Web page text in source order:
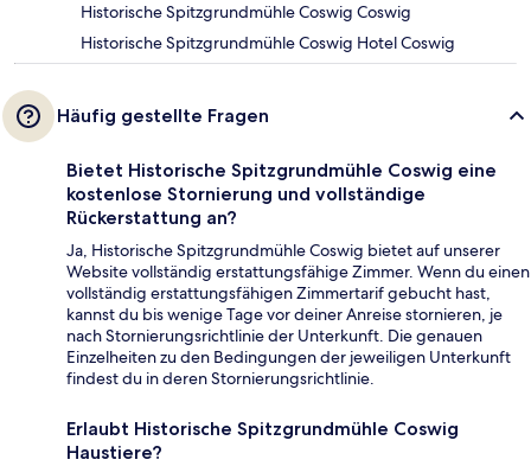
Historische Spitzgrundmühle Coswig Coswig
Historische Spitzgrundmühle Coswig Hotel Coswig
Häufig gestellte Fragen
Bietet Historische Spitzgrundmühle Coswig eine
kostenlose Stornierung und vollständige
Rückerstattung an?
Ja, Historische Spitzgrundmühle Coswig bietet auf unserer
Website vollständig erstattungsfähige Zimmer. Wenn du einen
vollständig erstattungsfähigen Zimmertarif gebucht hast,
kannst du bis wenige Tage vor deiner Anreise stornieren, je
nach Stornierungsrichtlinie der Unterkunft. Die genauen
Einzelheiten zu den Bedingungen der jeweiligen Unterkunft
findest du in deren Stornierungsrichtlinie.
Erlaubt Historische Spitzgrundmühle Coswig
Haustiere?